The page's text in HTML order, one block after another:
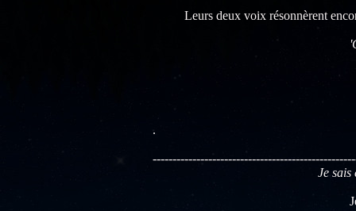
Leurs deux voix résonnèrent encore
.
Je sais